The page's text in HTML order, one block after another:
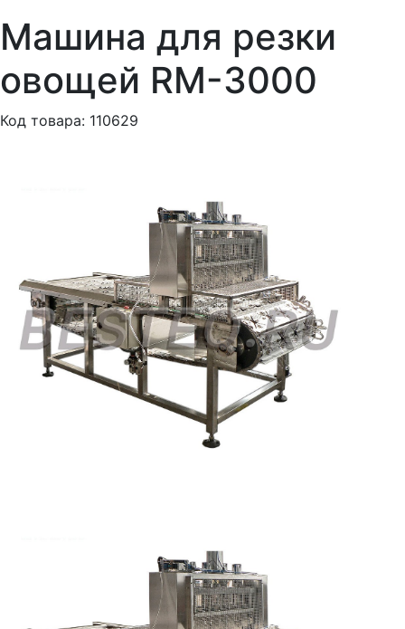
Машина для резки
овощей RM-3000
Код товара: 110629